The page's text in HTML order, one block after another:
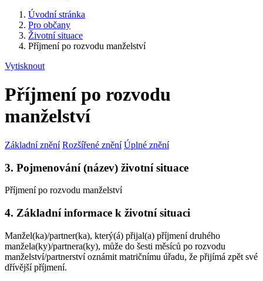
Úvodní stránka
Pro občany
Životní situace
Příjmení po rozvodu manželství
Vytisknout
Příjmení po rozvodu
manželství
Základní znění Rozšířené znění Úplné znění
3. Pojmenování (název) životní situace
Příjmení po rozvodu manželství
4. Základní informace k životní situaci
Manžel(ka)/partner(ka), který(á) přijal(a) příjmení druhého
manžela(ky)/partnera(ky), může do šesti měsíců po rozvodu
manželství/partnerství oznámit matričnímu úřadu, že přijímá zpět své
dřívější příjmení.